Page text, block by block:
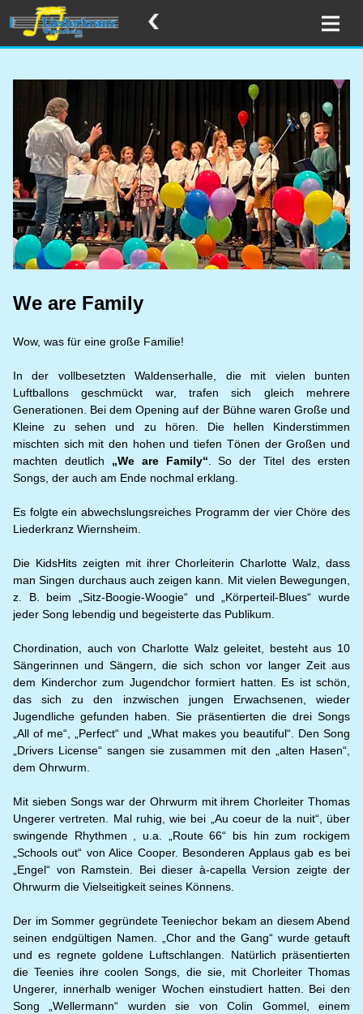
We are Family
Wow, was für eine große Familie!
In der vollbesetzten Waldenserhalle, die mit vielen bunten
Luftballons geschmückt war, trafen sich gleich mehrere
Generationen. Bei dem Opening auf der Bühne waren Große und
Kleine zu sehen und zu hören. Die hellen Kinderstimmen
mischten sich mit den hohen und tiefen Tönen der Großen und
machten deutlich „We are Family“. So der Titel des ersten
Songs, der auch am Ende nochmal erklang.
Es folgte ein abwechslungsreiches Programm der vier Chöre des
Liederkranz Wiernsheim.
Die KidsHits zeigten mit ihrer Chorleiterin Charlotte Walz, dass
man Singen durchaus auch zeigen kann. Mit vielen Bewegungen,
z. B. beim „Sitz-Boogie-Woogie“ und „Körperteil-Blues“ wurde
jeder Song lebendig und begeisterte das Publikum.
Chordination, auch von Charlotte Walz geleitet, besteht aus 10
Sängerinnen und Sängern, die sich schon vor langer Zeit aus
dem Kinderchor zum Jugendchor formiert hatten. Es ist schön,
das sich zu den inzwischen jungen Erwachsenen, wieder
Jugendliche gefunden haben. Sie präsentierten die drei Songs
„All of me“, „Perfect“ und „What makes you beautiful“. Den Song
„Drivers License“ sangen sie zusammen mit den „alten Hasen“,
dem Ohrwurm.
Mit sieben Songs war der Ohrwurm mit ihrem Chorleiter Thomas
Ungerer vertreten. Mal ruhig, wie bei „Au coeur de la nuit“, über
swingende Rhythmen , u.a. „Route 66“ bis hin zum rockigem
„Schools out“ von Alice Cooper. Besonderen Applaus gab es bei
„Engel“ von Ramstein. Bei dieser à-capella Version zeigte der
Ohrwurm die Vielseitigkeit seines Könnens.
Der im Sommer gegründete Teeniechor bekam an diesem Abend
seinen endgültigen Namen. „Chor and the Gang“ wurde getauft
und es regnete goldene Luftschlangen. Natürlich präsentierten
die Teenies ihre coolen Songs, die sie, mit Chorleiter Thomas
Ungerer, innerhalb weniger Wochen einstudiert hatten. Bei den
Song „Wellermann“ wurden sie von Colin Gommel, einem